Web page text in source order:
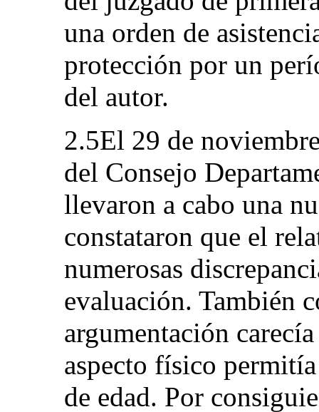
una orden de
protección por un
del autor.
2.5El 29 de
del Consejo
llevaron a cabo una
constataron que el
numerosas
evaluación. También
argumentación
aspecto físico
de edad. Por